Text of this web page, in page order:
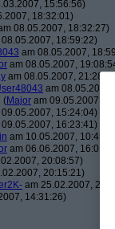
15:56:56)
18:32:01)
08.05.2007, 18:32:27)
18:59:22)
am 08.05.2007,
am 08.05.2007,
am 08.05.2007,
am
(Major am 09.05.2007,
15:24:04)
16:23:41)
am 10.05.2007,
am 06.06.2007,
20:08:57)
20:15:21)
am 25.02.2007,
14:31:26)